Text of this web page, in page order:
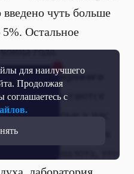
для наилучшего
Продолжая
соглашаетесь с
чуть больше
Остальное
года.
Музея Мирового
«У нас остаются
которые у нас
это лаборатория
кашалота, это